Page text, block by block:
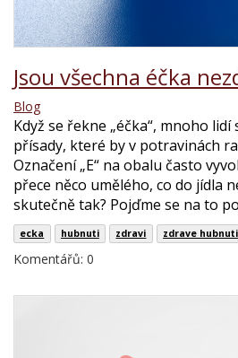
Jsou všechna éčka
Blog
Když se řekne „éčka“, mnoho
přísady, které by v potravinách
Označení „E“ na obalu často
přece něco umělého, co do jídla
skutečně tak? Pojďme se na to
ecka hubnuti zdravi zdrave hubnuti
Komentářů: 0